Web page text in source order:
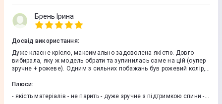
Брень Ірина
Досвід використання:
Дуже класне крісло, максимально задоволена якістю. Довго
вибирала, яку ж модель обрати та зупинилась саме на цій (супер
зручне + рожеве). Одним з сильних побажань був рожевий колір,
не сподівалась що вдасться знайти щось справді зручне і
бажаного кольору. Перед остаточним рішенням перепробувала
багато різних виставкових моделей (від Anda Seat до ноу-неймів)
Плюси:
- якість матеріалів - не парить - дуже зручне з підтримкою спини -